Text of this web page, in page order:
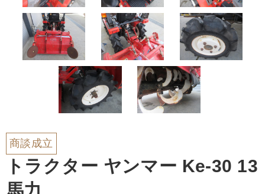
商談成立
トラクター ヤンマー Ke-30 13